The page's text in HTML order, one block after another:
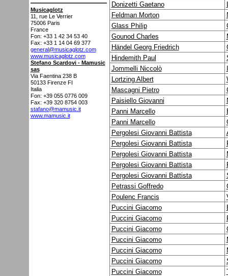
Musicaglotz
11, rue Le Verrier
75006 Paris
France
Fon: +33 1 42 34 53 40
Fax: +33 1 14 04 69 377
general@musicaglotz.com
www.musicaglotz.com
Stefano Scardovi - Mamusic
sas
Via Faentina 238 B
50133 Firenze FI
Italia
Fon: +39 055 0776 009
Fax: +39 320 8754 003
stafano@mamusic.it
www.mamusic.it
Donizetti Gaetano
Feldman Morton
Glass Philip
Gounod Charles
Händel Georg Friedrich
Hindemith Paul
Jommelli Niccolò
Lortzing Albert
Mascagni Pietro
Paisiello Giovanni
Panni Marcello
Panni Marcello
Pergolesi Giovanni Battista
Pergolesi Giovanni Battista
Pergolesi Giovanni Battista
Pergolesi Giovanni Battista
Pergolesi Giovanni Battista
Petrassi Goffredo
Poulenc Francis
Puccini Giacomo
Puccini Giacomo
Puccini Giacomo
Puccini Giacomo
Puccini Giacomo
Puccini Giacomo
Puccini Giacomo